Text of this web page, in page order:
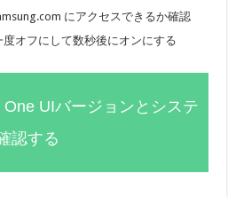
にアクセスできるか確認
オフにして数秒後にオンにする
UIバージョンとシステ
認する